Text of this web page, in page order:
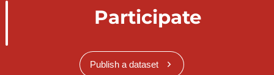
Participate
Publish a dataset